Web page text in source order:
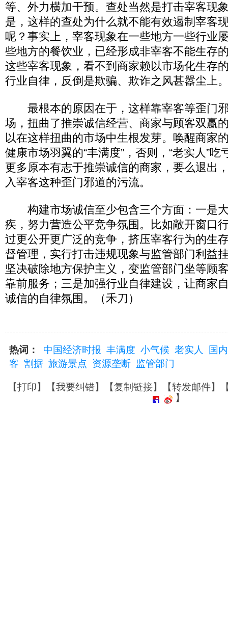
等、外力横加干预。查处当然是打击宰客现
是，这样的查处为什么就不能有效遏制宰客
呢？事实上，宰客现象在一些地方一些行业
些地方的餐饮业，已经形成非宰客不能生存
这些宰客现象，看不到商家赖以市场化生存
行业自律，反倒是欺骗、欺诈之风甚嚣尘上
最根本的原因在于，这样靠宰客等歪门
场，扭曲了推崇诚信经营、商家与顾客双赢
以在这样扭曲的市场中生根发芽。唤醒商家
健康市场羽翼的“丰满度”，否则，“老实人”
更多原本有志于推崇诚信的商家，要么退出
入宰客这种歪门邪道的污流。
构建市场诚信至少包含三个方面：一是
疾，努力营造公平竞争氛围。比如敞开窗口
过更公开更广泛的竞争，挤压宰客行为的生
督管理，实行打击违规现象与监管部门利益
坚决破除地方保护主义，变监管部门坐等顾
靠前服务；三是加强行业自律建设，让商家
诚信的自律氛围。（禾刀）
热词： 中国经济时报 丰满度 小气候 老实人
国
客 割据 旅游景点 资源垄断 监管部门
【打印】【我要纠错】【复制链接】【转发邮件】
】